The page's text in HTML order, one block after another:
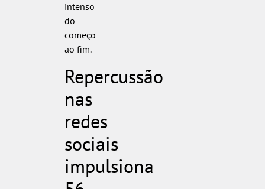
intenso
do
começo
ao fim.
Repercussão
nas
redes
sociais
impulsiona